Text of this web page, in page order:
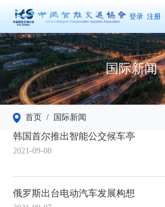
登录注册
国际新闻
首页 / 国际新闻
韩国首尔推出智能公交候车亭
2021-09-08
俄罗斯出台电动汽车发展构想